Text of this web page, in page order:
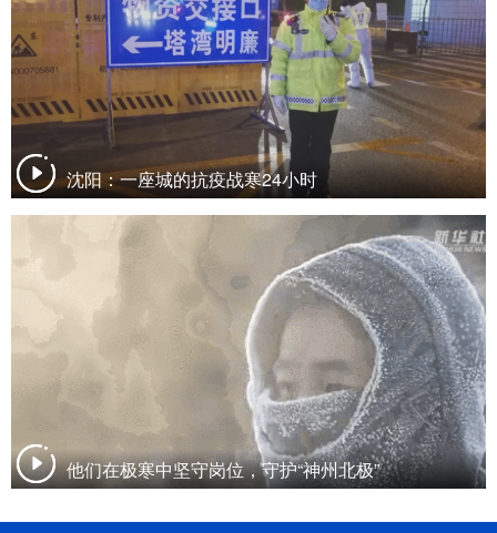
沈阳：一座城的抗疫战寒24小时
他们在极寒中坚守岗位，守护“神州北极”